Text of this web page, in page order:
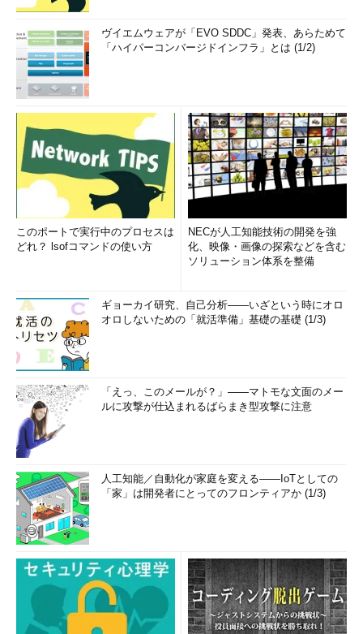
ヴイエムウェアが「EVO SDDC」発表、あらためて
「ハイパーコンバージドインフラ」とは (1/2)
このポートで実行中のプロセスは
どれ？ lsofコマンドの使い方
NECが人工知能技術の開発を強
化、映像・画像の探索などを含む
ソリューション体系を整備
ギョーカイ研究、自己分析――いざという時にオロ
オロしないための「就活準備」基礎の基礎 (1/3)
「えっ、このメールが？」――マトモな文面のメー
ルに攻撃が仕込まれるばらまき型攻撃に注意
人工知能／自動化が家庭を変える――IoTとしての
「家」は開発者にとってのフロンティアか (1/3)